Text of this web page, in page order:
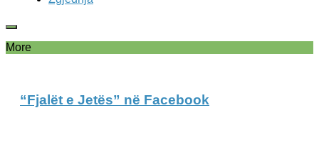
More
“Fjalët e Jetës” në Facebook